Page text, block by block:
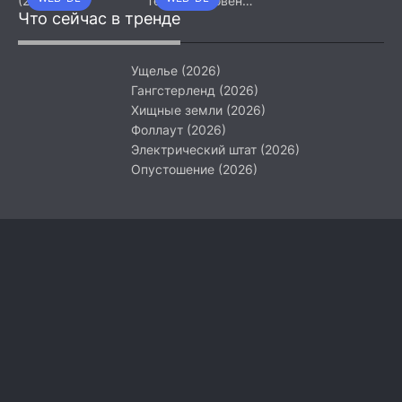
(2026)
Что сейчас в тренде
Ущелье (2026)
Гангстерленд (2026)
Хищные земли (2026)
Фоллаут (2026)
Электрический штат (2026)
Опустошение (2026)